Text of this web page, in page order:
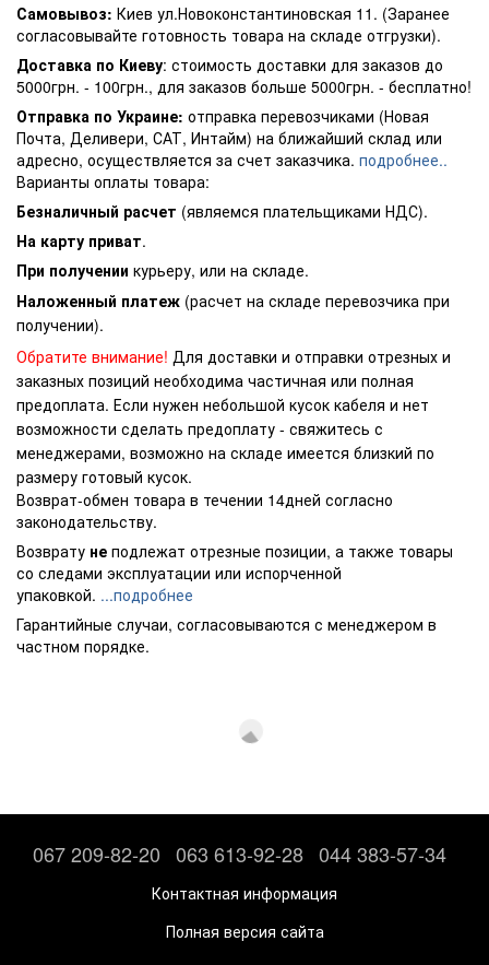
Самовывоз: Киев ул.Новоконстантиновская 11. (Заранее
согласовывайте готовность товара на складе отгрузки).
Доставка по Киеву: стоимость доставки для заказов до
5000грн. - 100грн., для заказов больше 5000грн. - бесплатно!
Отправка по Украине: отправка перевозчиками (Новая
Почта, Деливери, САТ, Интайм) на ближайший склад или
адресно, осуществляется за счет заказчика. подробнее..
Варианты оплаты товара:
Безналичный расчет (являемся плательщиками НДС).
На карту приват.
При получении курьеру, или на складе.
Наложенный платеж (расчет на складе перевозчика при
получении).
Обратите внимание! Для доставки и отправки отрезных и
заказных позиций необходима частичная или полная
предоплата. Если нужен небольшой кусок кабеля и нет
возможности сделать предоплату - свяжитесь с
менеджерами, возможно на складе имеется близкий по
размеру готовый кусок.
Возврат-обмен товара в течении 14дней согласно
законодательству.
Возврату не подлежат отрезные позиции, а также товары
со следами эксплуатации или испорченной
упаковкой. ...подробнее
Гарантийные случаи, согласовываются с менеджером в
частном порядке.
067 209-82-20 063 613-92-28 044 383-57-34
Контактная информация
Полная версия сайта